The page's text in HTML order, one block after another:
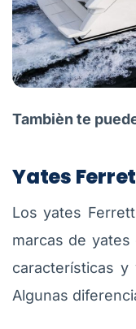
Tambièn te
Yates
Los yates
marcas de
características y
Algunas